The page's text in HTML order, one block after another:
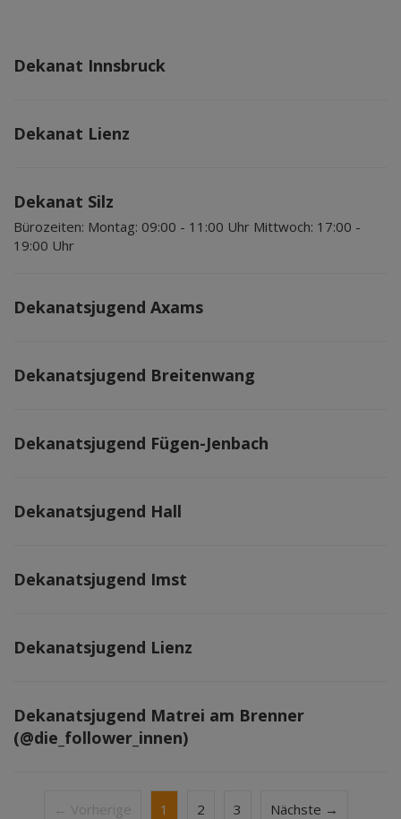
Dekanat Innsbruck
Dekanat Lienz
Dekanat Silz
Bürozeiten: Montag: 09:00 - 11:00 Uhr Mittwoch: 17:00 -
19:00 Uhr
Dekanatsjugend Axams
Dekanatsjugend Breitenwang
Dekanatsjugend Fügen-Jenbach
Dekanatsjugend Hall
Dekanatsjugend Imst
Dekanatsjugend Lienz
Dekanatsjugend Matrei am Brenner
(@die_follower_innen)
← Vorherige 1 2 3 Nächste →